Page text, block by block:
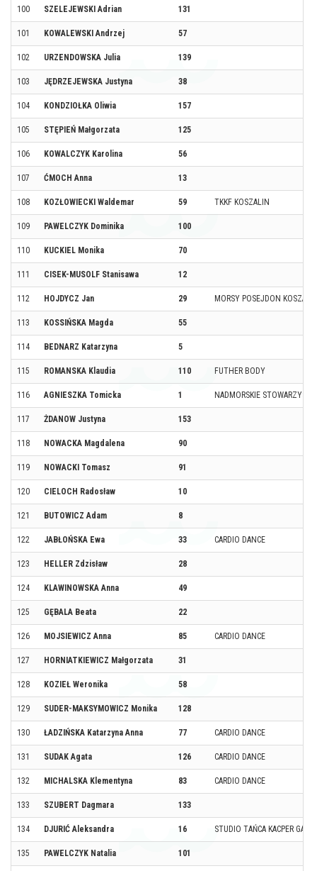
100 SZELEJEWSKI Adrian 131
101 KOWALEWSKI Andrzej 57
102 URZENDOWSKA Julia 139
103 JĘDRZEJEWSKA Justyna 38
104 KONDZIOŁKA Oliwia 157
105 STĘPIEŃ Małgorzata 125
106 KOWALCZYK Karolina 56
107 ĆMOCH Anna 13
108 KOZŁOWIECKI Waldemar 59 TKKF KOSZALIN
109 PAWELCZYK Dominika 100
110 KUCKIEL Monika 70
111 CISEK-MUSOLF Stanisawa 12
112 HOJDYCZ Jan 29 MORSY POSEJDON
113 KOSSIŃSKA Magda 55
114 BEDNARZ Katarzyna 5
115 ROMANSKA Klaudia 110 FUTHER BODY
116 AGNIESZKA Tomicka 1 NADMORSKIE
117 ŻDANOW Justyna 153
118 NOWACKA Magdalena 90
119 NOWACKI Tomasz 91
120 CIELOCH Radosław 10
121 BUTOWICZ Adam 8
122 JABŁOŃSKA Ewa 33 CARDIO DANCE
123 HELLER Zdzisław 28
124 KLAWINOWSKA Anna 49
125 GĘBALA Beata 22
126 MOJSIEWICZ Anna 85 CARDIO DANCE
127 HORNIATKIEWICZ Małgorzata 31
128 KOZIEŁ Weronika 58
129 SUDER-MAKSYMOWICZ Monika 128
130 ŁADZIŃSKA Katarzyna Anna 77 CARDIO DANCE
131 SUDAK Agata 126 CARDIO DANCE
132 MICHALSKA Klementyna 83 CARDIO DANCE
133 SZUBERT Dagmara 133
134 DJURIĆ Aleksandra 16 STUDIO TAŃCA KACPER
135 PAWELCZYK Natalia 101